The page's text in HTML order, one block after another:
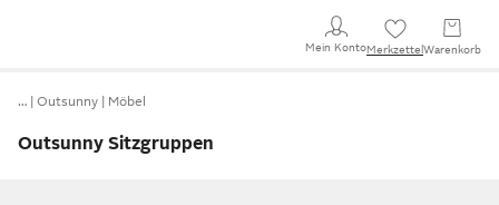
Mein KontoMerkzettel Warenkorb
… Outsunny Möbel
Outsunny Sitzgruppen